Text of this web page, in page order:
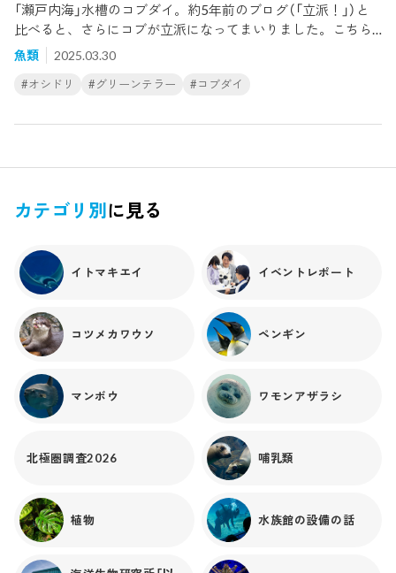
大きくなってからオスになると、縄張りを広く守ることがで
き、多くのメスと子孫を残せる可能性が出てきます。逆に雄
性先熟では、一番大きな個体がメスになれば、より多くの卵
を産むことができるため、子孫を残しやすくなります。とく
にコブダイなどのブダイの仲間やハナダイの仲間はオスとメ
てみてくださいね。
「瀬戸内海」水槽のコブダイ。約5年前のブログ（「立派！」）と
比べると、さらにコブが立派になってまいりました。こちら
は「エクアドル熱帯雨林」水槽のグリーンテラーです。コブの
大きなグリーンテラーは、なわばりを持ち、他の魚が近づく
とオラオラしています。他にコブをもつ魚としては現在、当
ます。コブがボナパルト・ナポレオンの帽子に似ていること
コブはなにからできているのでしょう？触ってみるとぷよぷ
肪のかたまりなんです。哺乳類ではありますが、同じように
頭にコブのようなものを持つのがシロイルカ。これは「メロ
はメロンを有し、音や超音波を集めて物にぶつけて反射させ
ることで、大きさや方向などを知ると言われています。魚の
成長とともに徐々に大きくなり、なわばりを持ったり闘争し
たりすることから、コブをもつのはオスで、コブはメスに対
するアピールになると考えられています。以前、テレビで日
本海のある場所に暮らすコブダイの番組を見たのですが、そ
れは立派なコブを持っていて、多くのメスと暮らしていまし
た。でも、他のオスとなわばりを争い、顔を合わせれば闘争
の日々で、年をとると若いものになわばりを奪われてしまう...
たいへんな世界だと思います。鳥類や魚類の一部のオスは派
手な色合いをしています。生きものにとって、見た目でのア
ピールは重要なのです。▲オシドリ（右がオス）
魚類 2025.03.30
#オシドリ #グリーンテラー #コブダイ
カテゴリ別に見る
イトマキエイ イベントレポート
コツメカワウソ ペンギン
マンボウ ワモンアザラシ
北極圏調査2026 哺乳類
植物 水族館の設備の話